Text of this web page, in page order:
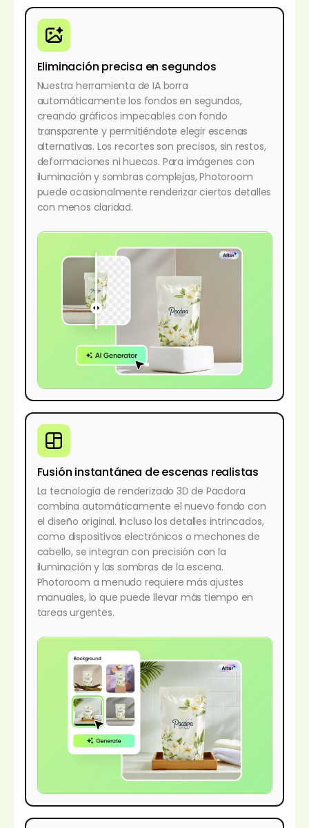
Eliminación precisa en segundos
Nuestra herramienta de IA borra
automáticamente los fondos en segundos,
creando gráficos impecables con fondo
transparente y permitiéndote elegir escenas
alternativas. Los recortes son precisos, sin restos,
deformaciones ni huecos. Para imágenes con
iluminación y sombras complejas, Photoroom
puede ocasionalmente renderizar ciertos detalles
con menos claridad.
Fusión instantánea de escenas realistas
La tecnología de renderizado 3D de Pacdora
combina automáticamente el nuevo fondo con
el diseño original. Incluso los detalles intrincados,
como dispositivos electrónicos o mechones de
cabello, se integran con precisión con la
iluminación y las sombras de la escena.
Photoroom a menudo requiere más ajustes
manuales, lo que puede llevar más tiempo en
tareas urgentes.